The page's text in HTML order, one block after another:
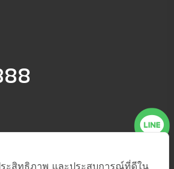
ระสิทธิภาพ และประสบการณ์ที่ดีใน